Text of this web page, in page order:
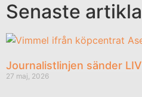
Senaste
Journalistlinjen sänder
27 maj, 2026